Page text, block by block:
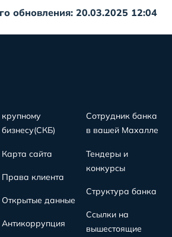
обновления: 20.03.2025 12:04
крупному
бизнесу(СКБ)
Карта сайта
Права клиента
Открытые данные
Антикоррупция
Сотрудник банка
в вашей Махалле
Тендеры и
конкурсы
Структура банка
Ссылки на
вышестоящие